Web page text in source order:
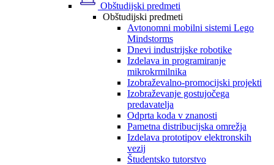
Obštudijski predmeti
Obštudijski predmeti
Avtonomni mobilni sistemi Lego
Mindstorms
Dnevi industrijske robotike
Izdelava in programiranje
mikrokrmilnika
Izobraževalno-promocijski projekti
Izobraževanje gostujočega
predavatelja
Odprta koda v znanosti
Pametna distribucijska omrežja
Izdelava prototipov elektronskih
vezij
Študentsko tutorstvo